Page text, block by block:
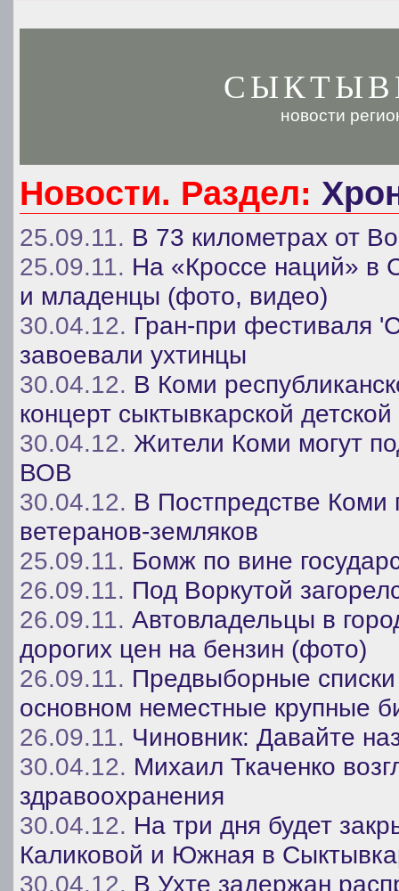
новости
Новости. Раздел:
25.09.11. В 73 километрах от
25.09.11. На «Кроссе наций» в
и младенцы (фото, видео)
30.04.12. Гран-при фестиваля
завоевали ухтинцы
30.04.12. В Коми
концерт сыктывкарской
30.04.12. Жители Коми могут
ВОВ
30.04.12. В Постпредстве Коми
ветеранов-земляков
25.09.11. Бомж по вине
26.09.11. Под Воркутой
26.09.11. Автовладельцы в
дорогих цен на бензин (фото)
26.09.11. Предвыборные
основном неместные крупные
26.09.11. Чиновник: Давайте
30.04.12. Михаил Ткаченко
здравоохранения
30.04.12. На три дня будет
Каликовой и Южная в
30.04.12. В Ухте задержан